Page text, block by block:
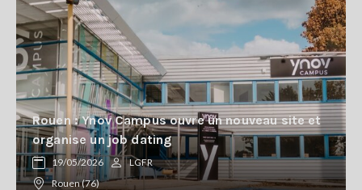
Rouen : Ynov Campus ouvre un nouveau site et
organise un job dating
19/05/2026
LGFR
Rouen (76)